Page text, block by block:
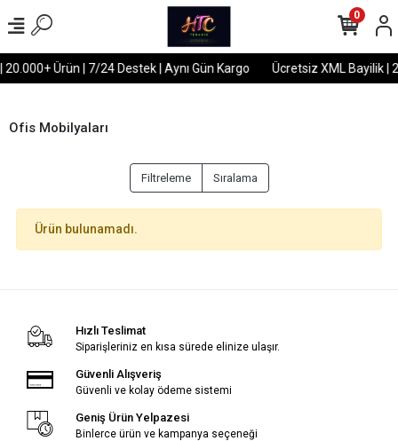
Ürün | 7/24 Destek | Aynı Gün Kargo Ücretsiz XML Bayilik |
0
Ofis Mobilyaları
Filtreleme Sıralama
Ürün bulunamadı.
Hızlı Teslimat
Siparişleriniz en kısa sürede elinize ulaşır.
Güvenli Alışveriş
Güvenli ve kolay ödeme sistemi
Geniş Ürün Yelpazesi
Binlerce ürün ve kampanya seçeneği